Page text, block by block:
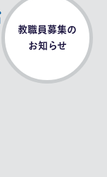
教職員募集の
お知らせ